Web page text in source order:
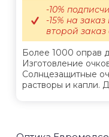
Более 1000 оправ
Изготовление
Солнцезащитные
растворы и капли.
-10%
-15% на
второй заказ